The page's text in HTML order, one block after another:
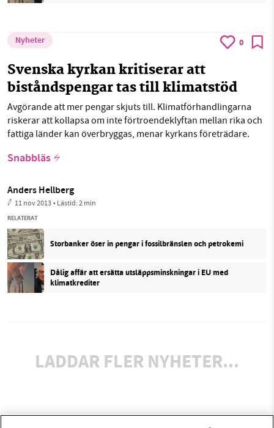
Nyheter 0
Svenska kyrkan kritiserar att
biståndspengar tas till klimatstöd
Avgörande att mer pengar skjuts till. Klimatförhandlingarna
riskerar att kollapsa om inte förtroendeklyftan mellan rika och
fattiga länder kan överbryggas, menar kyrkans företrädare.
Snabbläs
Anders Hellberg
11 nov 2013• Lästid:2 min
RELATERAT
Storbanker öser in pengar i fossilbränslen och petrokemi
Dålig affär att ersätta utsläppsminskningar i EU med
klimatkrediter
LADDAR FLER NYHETER...